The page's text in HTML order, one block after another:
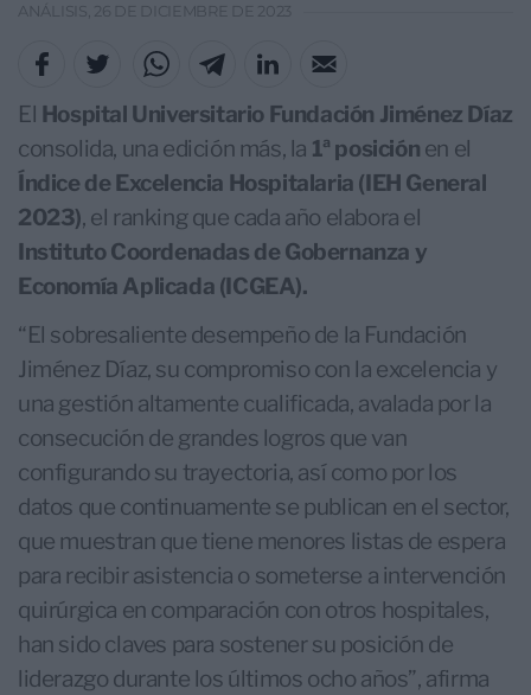
ANÁLISIS, 26 DE DICIEMBRE DE 2023
El Hospital Universitario Fundación Jiménez Díaz
consolida, una edición más, la 1ª posición en el
Índice de Excelencia Hospitalaria (IEH General
2023), el ranking que cada año elabora el
Instituto Coordenadas de Gobernanza y
Economía Aplicada (ICGEA).
“El sobresaliente desempeño de la Fundación
Jiménez Díaz, su compromiso con la excelencia y
una gestión altamente cualificada, avalada por la
consecución de grandes logros que van
configurando su trayectoria, así como por los
datos que continuamente se publican en el sector,
que muestran que tiene menores listas de espera
para recibir asistencia o someterse a intervención
quirúrgica en comparación con otros hospitales,
han sido claves para sostener su posición de
liderazgo durante los últimos ocho años”, afirma